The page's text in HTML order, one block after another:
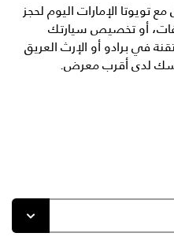
معتويوتا الإمارات اليوم لحجز
أو تخصيص سيارتك
في برادو أو الإرث العريق
لدى أقرب معرض.